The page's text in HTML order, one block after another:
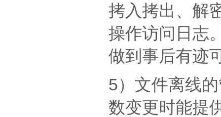
拷入拷出、解
操作访问日志
做到事后有迹
5）文件离线
数变更时能提